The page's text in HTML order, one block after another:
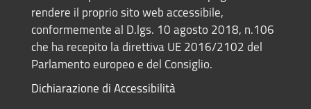
rendere il proprio sito web accessibile,
conformemente al D.lgs. 10 agosto 2018, n.106
che ha recepito la direttiva UE 2016/2102 del
Parlamento europeo e del Consiglio.
Dichiarazione di Accessibilità